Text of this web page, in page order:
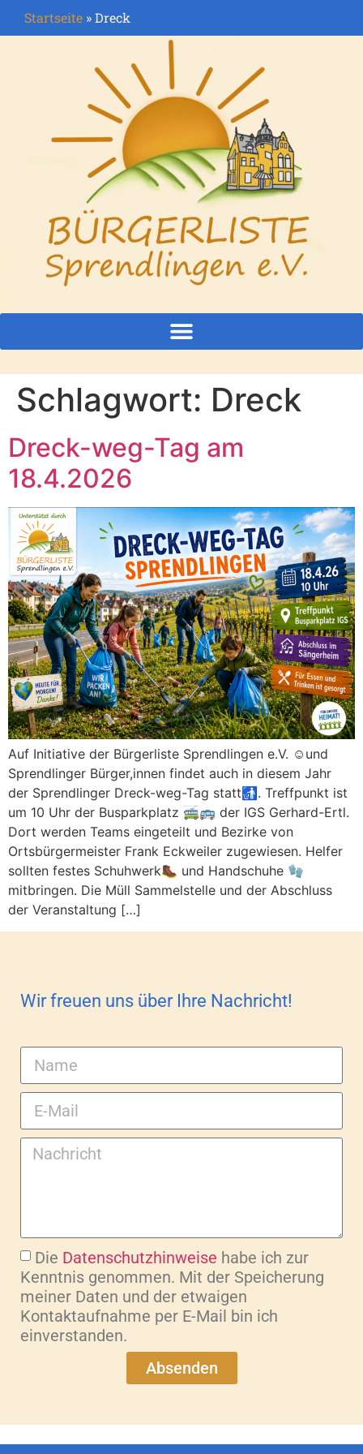
Startseite »Dreck
Schlagwort: Dreck
Dreck-weg-Tag am
18.4.2026
Auf Initiative der Bürgerliste Sprendlingen e.V. ☺️und
Sprendlinger Bürger,innen findet auch in diesem Jahr
der Sprendlinger Dreck-weg-Tag statt🚮. Treffpunkt ist
um 10 Uhr der Busparkplatz 🚎🚌 der IGS Gerhard-Ertl.
Dort werden Teams eingeteilt und Bezirke von
Ortsbürgermeister Frank Eckweiler zugewiesen. Helfer
sollten festes Schuhwerk🥾 und Handschuhe 🧤
mitbringen. Die Müll Sammelstelle und der Abschluss
der Veranstaltung […]
Wir freuen uns über Ihre Nachricht!
Die Datenschutzhinweise habe ich zur
Kenntnis genommen. Mit der Speicherung
meiner Daten und der etwaigen
Kontaktaufnahme per E-Mail bin ich
einverstanden.
Absenden